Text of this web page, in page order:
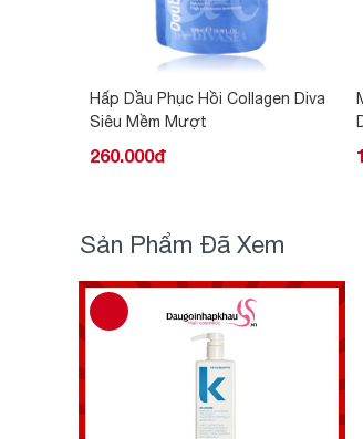
Mặt Nạ Kérastase Masquintense
Dành Cho Tóc Khô
1.350.000đ
Sản Phẩm Đã Xem